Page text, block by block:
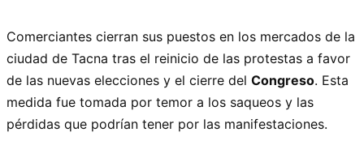
Comerciantes cierran sus puestos en los mercados de la
ciudad de Tacna tras el reinicio de las protestas a favor
de las nuevas elecciones y el cierre del Congreso. Esta
medida fue tomada por temor a los saqueos y las
pérdidas que podrían tener por las manifestaciones.